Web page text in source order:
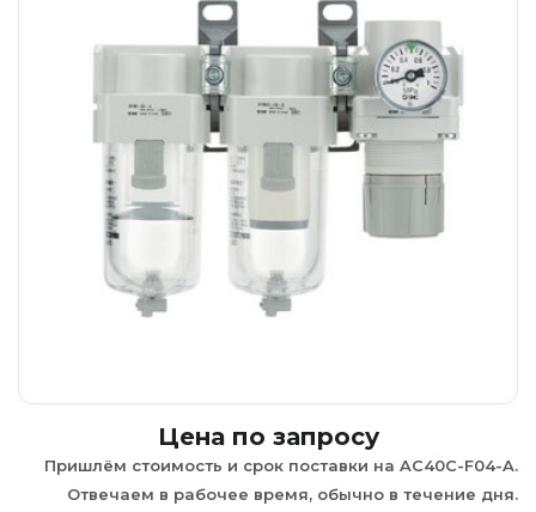
Цена по запросу
Пришлём стоимость и срок поставки на AC40C-F04-A.
Отвечаем в рабочее время, обычно в течение дня.